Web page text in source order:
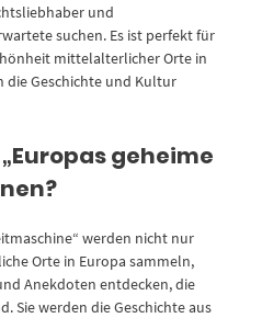
und
suchen. Es ist perfekt für
mittelalterlicher Orte in
die Geschichte und Kultur
geheime
werden nicht nur
Orte in Europa sammeln,
Anekdoten entdecken, die
Sie werden die Geschichte aus